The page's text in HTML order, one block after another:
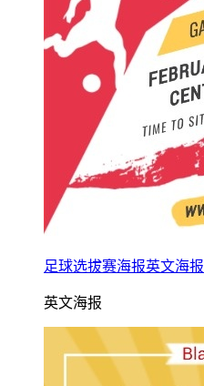
足球选拔赛海报英文海报
英文海报